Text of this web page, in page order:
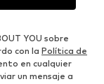
YOU sobre
con la Política de
en cualquier
un mensaje a